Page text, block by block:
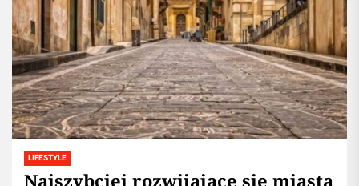
LIFESTYLE
Najszybciej rozwijające się miasta